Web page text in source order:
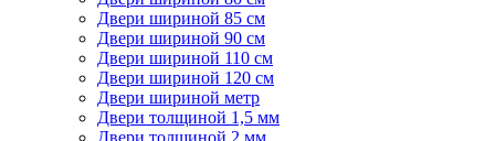
Двери шириной 85 см
Двери шириной 90 см
Двери шириной 110 см
Двери шириной 120 см
Двери шириной метр
Двери толщиной 1,5 мм